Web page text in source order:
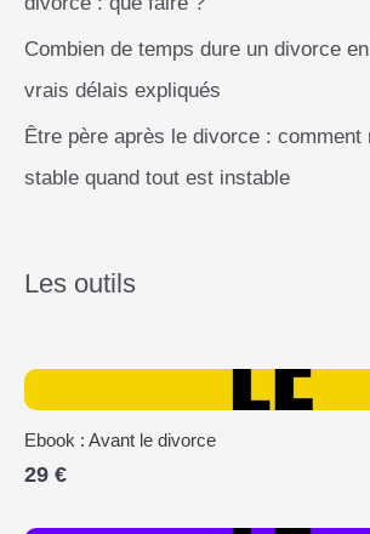
Combien de temps dure un divorce
vrais délais expliqués
Être père après le divorce : comment
stable quand tout est instable
Les outils
Ebook : Avant le divorce
29 €